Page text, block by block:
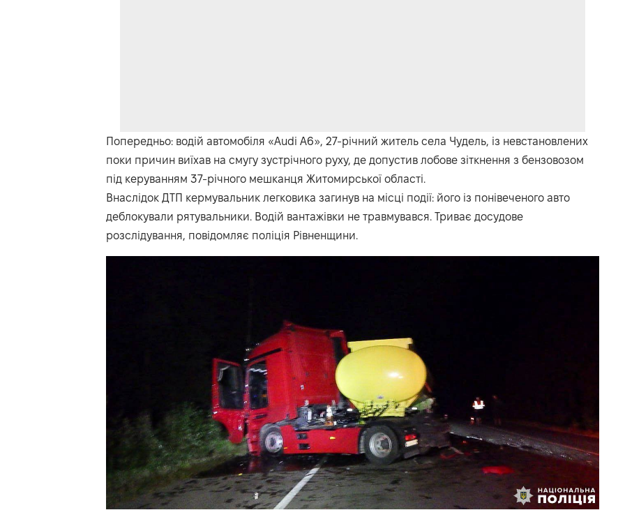
Попередньо: водій автомобіля «Audi A6», 27-річний житель села Чудель, із невстановлених
поки причин виїхав на смугу зустрічного руху, де допустив лобове зіткнення з бензовозом
під керуванням 37-річного мешканця Житомирської області.
Внаслідок ДТП кермувальник легковика загинув на місці події: його із понівеченого авто
деблокували рятувальники. Водій вантажівки не травмувався. Триває досудове
розслідування, повідомляє поліція Рівненщини.